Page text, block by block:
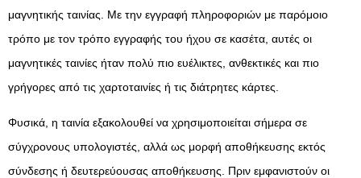
μαγνητικής ταινίας. Με την εγγραφή πληροφοριών με παρόμοιο
τρόπο με τον τρόπο εγγραφής του ήχου σε κασέτα, αυτές οι
μαγνητικές ταινίες ήταν πολύ πιο ευέλικτες, ανθεκτικές και πιο
γρήγορες από τις χαρτοταινίες ή τις διάτρητες κάρτες.
Φυσικά, η ταινία εξακολουθεί να χρησιμοποιείται σήμερα σε
σύγχρονους υπολογιστές, αλλά ως μορφή αποθήκευσης εκτός
σύνδεσης ή δευτερεύουσας αποθήκευσης. Πριν εμφανιστούν οι